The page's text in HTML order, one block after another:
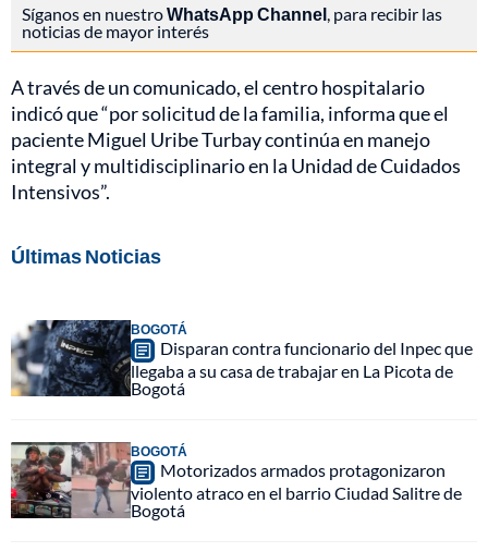
Síganos en nuestroWhatsApp Channel, para recibir las
noticias de mayor interés
A través de un comunicado, el centro hospitalario
indicó que “por solicitud de la familia, informa que el
paciente Miguel Uribe Turbay continúa en manejo
integral y multidisciplinario en la Unidad de Cuidados
Intensivos”.
Últimas Noticias
BOGOTÁ
Disparan contra funcionario del Inpec que
llegaba a su casa de trabajar en La Picota de
Bogotá
BOGOTÁ
Motorizados armados protagonizaron
violento atraco en el barrio Ciudad Salitre de
Bogotá